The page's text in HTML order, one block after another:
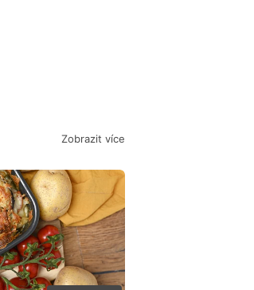
Zobrazit více